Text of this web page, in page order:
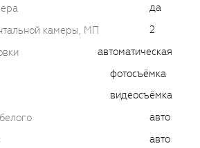
да
камеры, МП
2
автоматическая
фотосъёмка
видеосъёмка
авто
авто